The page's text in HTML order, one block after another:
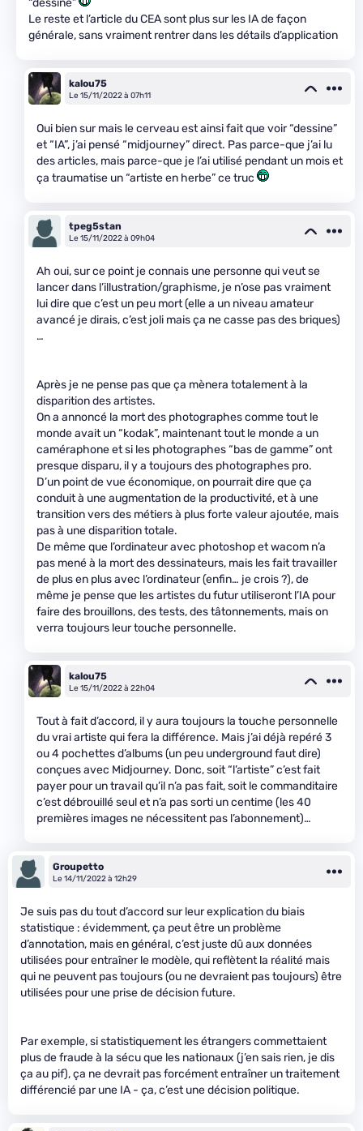
“dessine”
Le reste et l’article du CEA sont plus sur les IA de façon
générale, sans vraiment rentrer dans les détails d’application
kalou75
Le 15/11/2022 à 07h11
Oui bien sur mais le cerveau est ainsi fait que voir “dessine”
et “IA”, j’ai pensé “midjourney” direct. Pas parce-que j’ai lu
des articles, mais parce-que je l’ai utilisé pendant un mois et
ça traumatise un “artiste en herbe” ce truc
tpeg5stan
Le 15/11/2022 à 09h04
Ah oui, sur ce point je connais une personne qui veut se
lancer dans l’illustration/graphisme, je n’ose pas vraiment
lui dire que c’est un peu mort (elle a un niveau amateur
avancé je dirais, c’est joli mais ça ne casse pas des briques)
…
Après je ne pense pas que ça mènera totalement à la
disparition des artistes.
On a annoncé la mort des photographes comme tout le
monde avait un “kodak”, maintenant tout le monde a un
caméraphone et si les photographes “bas de gamme” ont
presque disparu, il y a toujours des photographes pro.
D’un point de vue économique, on pourrait dire que ça
conduit à une augmentation de la productivité, et à une
transition vers des métiers à plus forte valeur ajoutée, mais
pas à une disparition totale.
De même que l’ordinateur avec photoshop et wacom n’a
pas mené à la mort des dessinateurs, mais les fait travailler
de plus en plus avec l’ordinateur (enfin… je crois ?), de
même je pense que les artistes du futur utiliseront l’IA pour
faire des brouillons, des tests, des tâtonnements, mais on
verra toujours leur touche personnelle.
kalou75
Le 15/11/2022 à 22h04
Tout à fait d’accord, il y aura toujours la touche personnelle
du vrai artiste qui fera la différence. Mais j’ai déjà repéré 3
ou 4 pochettes d’albums (un peu underground faut dire)
conçues avec Midjourney. Donc, soit “l’artiste” c’est fait
payer pour un travail qu’il n’a pas fait, soit le commanditaire
c’est débrouillé seul et n’a pas sorti un centime (les 40
premières images ne nécessitent pas l’abonnement)…
Groupetto
Le 14/11/2022 à 12h29
Je suis pas du tout d’accord sur leur explication du biais
statistique : évidemment, ça peut être un problème
d’annotation, mais en général, c’est juste dû aux données
utilisées pour entraîner le modèle, qui reflètent la réalité mais
qui ne peuvent pas toujours (ou ne devraient pas toujours) être
utilisées pour une prise de décision future.
Par exemple, si statistiquement les étrangers commettaient
plus de fraude à la sécu que les nationaux (j’en sais rien, je dis
ça au pif), ça ne devrait pas forcément entraîner un traitement
différencié par une IA - ça, c’est une décision politique.